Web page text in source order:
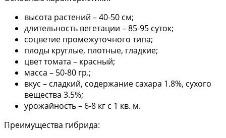
высота растений – 40-50 см;
длительность вегетации – 85-95 суток;
соцветие промежуточного типа;
плоды круглые, плотные, гладкие;
цвет томата – красный;
масса – 50-80 гр.;
вкус – сладкий, содержание сахара 1.8%, сухого
вещества 3.5%;
урожайность – 6-8 кг с 1 кв. м.
Преимущества гибрида: